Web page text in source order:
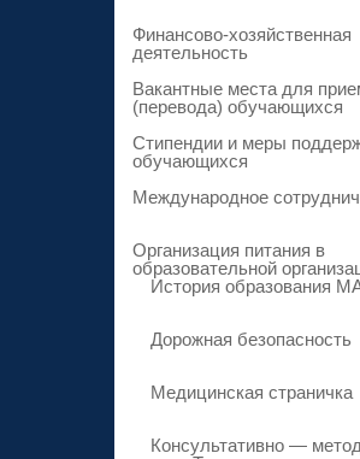
Финансово-хозяйственная
деятельность
Вакантные места для
(перевода) обучающихся
Стипендии и меры
обучающихся
Международное
Организация питания в
образовательной
История образования
Дорожная безопасность
Медицинская страничка
Консультативно —